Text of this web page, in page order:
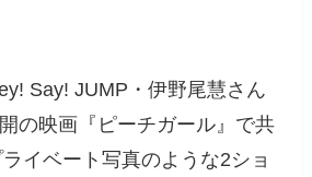
Say! JUMP・伊野尾慧さん
の映画『ピーチガール』で共
イベート写真のような2ショ